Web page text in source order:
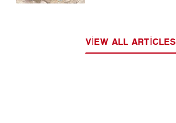
VIEW ALL ARTICLES